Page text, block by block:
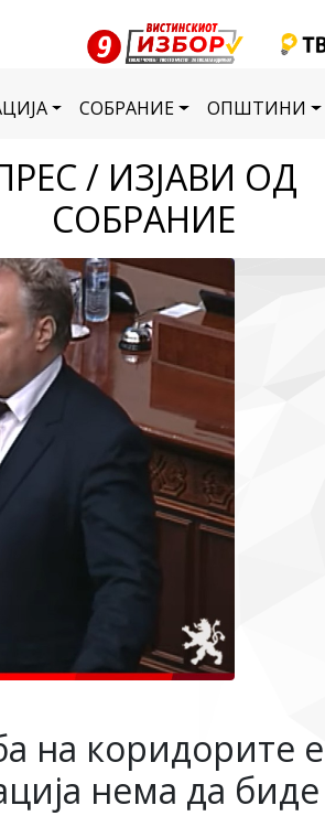
СОБРАНИЕ ОПШТИНИ
/ ИЗЈАВИ ОД
СОБРАНИЕ
на коридорите
нема да